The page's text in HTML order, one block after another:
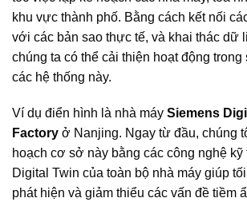
khu vực thành phố. Bằng cách kết nối
với các bản sao thực tế, và khai thác dữ
chúng ta có thể cải thiện hoạt động
các hệ thống này.
Ví dụ điển hình là nhà máy Siemens
Factory ở Nanjing. Ngay từ đầu, chúng
hoạch cơ sở này bằng các công nghệ kỹ
Digital Twin của toàn bộ nhà máy giúp
phát hiện và giảm thiểu các vấn đề tiềm